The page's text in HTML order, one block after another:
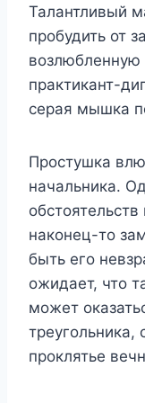
Талантливый
пробудить от
возлюбленную
практикант-
серая мышка
Простушка
начальника.
наконец-то
быть его
ожидает, что
может
треугольника,
проклятье